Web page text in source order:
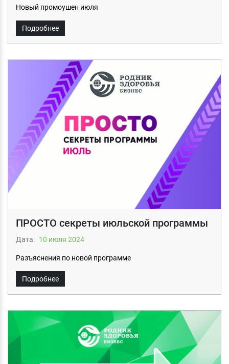
Новый промоушен июля
Подробнее
ПРОСТО секреты июльской программы
Дата: 10 июля 2024
Разъяснения по новой программе
Подробнее